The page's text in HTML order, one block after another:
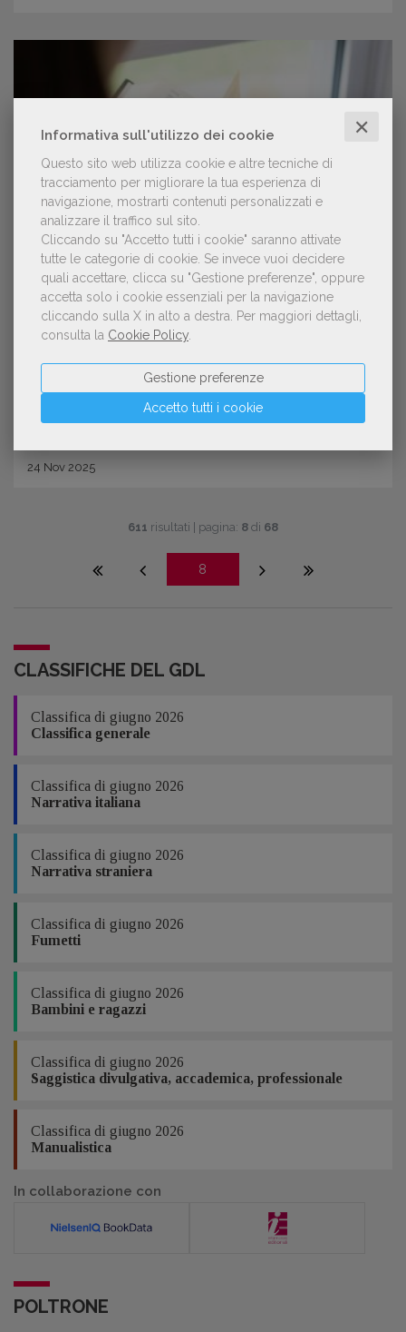
Informativa sull'utilizzo dei cookie ✕
Questo sito web utilizza cookie e altre tecniche di
tracciamento per migliorare la tua esperienza di
navigazione, mostrarti contenuti personalizzati e
analizzare il traffico sul sito.
Cliccando su "Accetto tutti i cookie" saranno attivate
tutte le categorie di cookie. Se invece vuoi decidere
quali accettare, clicca su "Gestione preferenze", oppure
accetta solo i cookie essenziali per la navigazione
cliccando sulla X in alto a destra.
Per maggiori dettagli,
consulta la Cookie Policy
Accetto tutti i cookie
Gestione preferenze
NOTIZIE DALL'AIE
Più libri più liberi: 3 italiani su 4
hanno letto almeno un libro, anche
solo in parte, nel 2025
24 Nov 2025
611 risultati | pagina: 8 di 68
8
CLASSIFICHE DEL GDL
Classifica di giugno 2026
Classifica generale
Classifica di giugno 2026
Narrativa italiana
Classifica di giugno 2026
Narrativa straniera
Classifica di giugno 2026
Fumetti
Classifica di giugno 2026
Bambini e ragazzi
Classifica di giugno 2026
Saggistica divulgativa, accademica, professionale
Classifica di giugno 2026
Manualistica
In collaborazione con
POLTRONE